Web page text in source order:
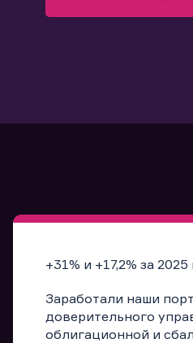
+31% и +17,2% за 2025
Заработали наши
доверительного
облигационной и